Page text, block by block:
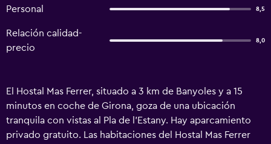
Personal 8,5
Relación calidad-
precio
8,0
El Hostal Mas Ferrer, situado a 3 km de Banyoles y a 15
minutos en coche de Girona, goza de una ubicación
tranquila con vistas al Pla de l'Estany. Hay aparcamiento
privado gratuito. Las habitaciones del Hostal Mas Ferrer